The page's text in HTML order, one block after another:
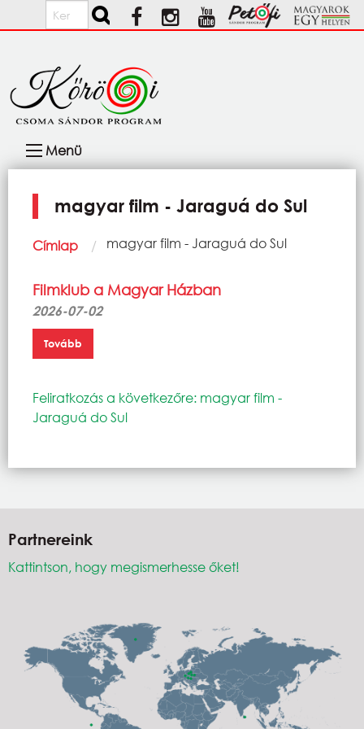
Ugrás a tartalomra
Keresés
navigáció
Menü
magyar film - Jaraguá do Sul
Morzsa
Címlap Current:
magyar film - Jaraguá do Sul
Filmklub a Magyar Házban
2026-07-02
Tovább
Feliratkozás a következőre: magyar film -
Jaraguá do Sul
Partnereink
Kattintson, hogy megismerhesse őket!